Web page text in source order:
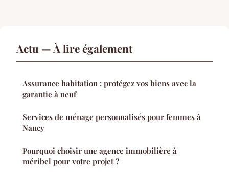
Actu — À lire également
Assurance habitation : protégez vos biens avec la
garantie à neuf
Services de ménage personnalisés pour femmes à
Nancy
Pourquoi choisir une agence immobilière à
méribel pour votre projet ?